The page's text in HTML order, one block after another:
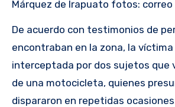
Márquez de Irapuato fotos: correo
De acuerdo con testimonios de
encontraban en la zona, la
interceptada por dos sujetos que
de una motocicleta, quienes
dispararon en repetidas